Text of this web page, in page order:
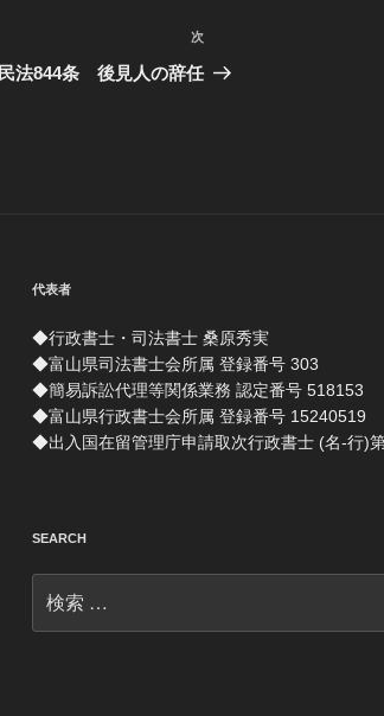
の
次
民法844条 後見人の辞任
代表者
◆行政書士・司法書士 桑原秀実
◆富山県司法書士会所属 登録番号 303
◆簡易訴訟代理等関係業務 認定番号 518153
◆富山県行政書士会所属 登録番号 15240519
◆出入国在留管理庁申請取次行政書士 (名-行)
SEARCH
索: